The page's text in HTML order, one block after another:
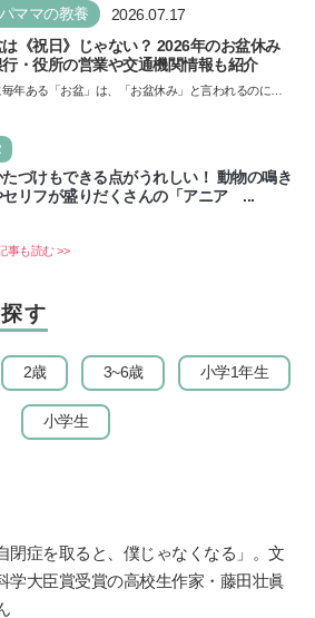
ママの教養 2026.07.17
は《祝日》じゃない？ 2026年のお盆休み
・役所の営業や交通機関情報も紹介
年ある「お盆」は、「お盆休み」と言われるのに祝
たづけもできる点がうれしい！ 動物の鳴き
セリフが盛りだくさんの「アニア ...
事も読む >>
す
2歳 3~6歳 小学1年生
小学生
閉症を取ると、僕じゃなくなる」。文
学大臣賞受賞の高校生作家・藤田壮眞